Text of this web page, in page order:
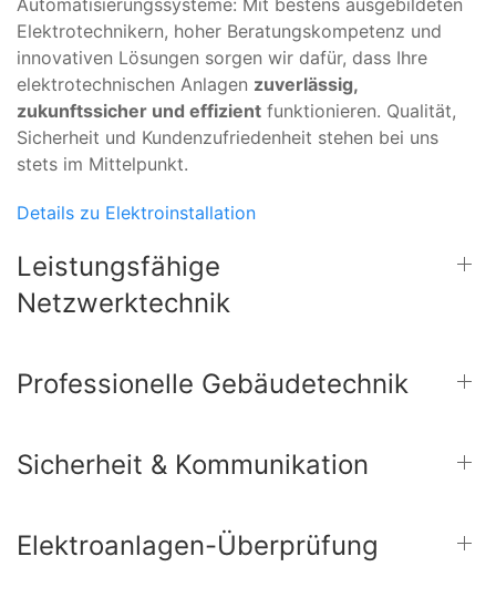
Elektrotechnikern, hoher Beratungskompetenz und
innovativen Lösungen sorgen wir dafür, dass Ihre
elektrotechnischen Anlagen zuverlässig,
zukunftssicher und effizient funktionieren. Qualität,
Sicherheit und Kundenzufriedenheit stehen bei uns
stets im Mittelpunkt.
Details zu Elektroinstallation
Leistungsfähige
Netzwerktechnik
Professionelle Gebäudetechnik
Sicherheit & Kommunikation
Elektroanlagen-Überprüfung